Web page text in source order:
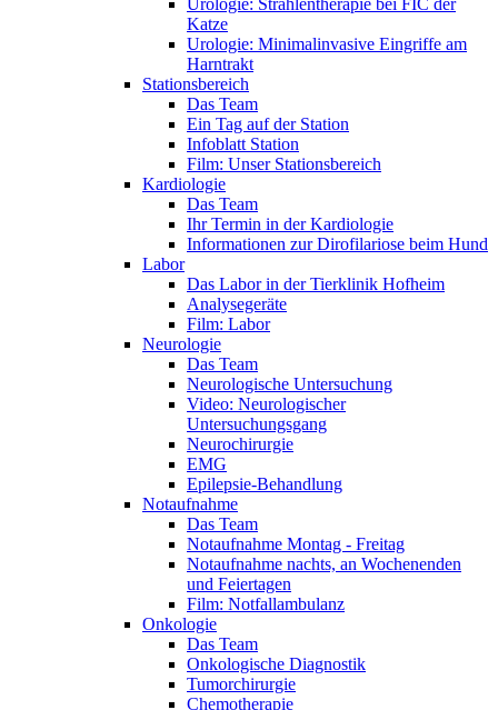
Urologie: Strahlentherapie bei FIC der
Katze
Urologie: Minimalinvasive Eingriffe am
Harntrakt
Stationsbereich
Das Team
Ein Tag auf der Station
Infoblatt Station
Film: Unser Stationsbereich
Kardiologie
Das Team
Ihr Termin in der Kardiologie
Informationen zur Dirofilariose beim Hund
Labor
Das Labor in der Tierklinik Hofheim
Analysegeräte
Film: Labor
Neurologie
Das Team
Neurologische Untersuchung
Video: Neurologischer
Untersuchungsgang
Neurochirurgie
EMG
Epilepsie-Behandlung
Notaufnahme
Das Team
Notaufnahme Montag - Freitag
Notaufnahme nachts, an Wochenenden
und Feiertagen
Film: Notfallambulanz
Onkologie
Das Team
Onkologische Diagnostik
Tumorchirurgie
Chemotherapie